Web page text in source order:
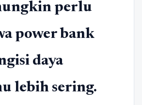
perlu
power bank
daya
lebih sering.